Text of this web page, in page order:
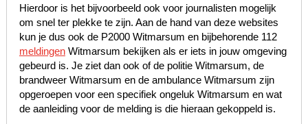
Hierdoor is het bijvoorbeeld ook voor journalisten mogelijk
om snel ter plekke te zijn. Aan de hand van deze websites
kun je dus ook de P2000 Witmarsum en bijbehorende 112
meldingenWitmarsum bekijken als er iets in jouw omgeving
gebeurd is. Je ziet dan ook of de politie Witmarsum, de
brandweer Witmarsum en de ambulance Witmarsum zijn
opgeroepen voor een specifiek ongeluk Witmarsum en wat
de aanleiding voor de melding is die hieraan gekoppeld is.